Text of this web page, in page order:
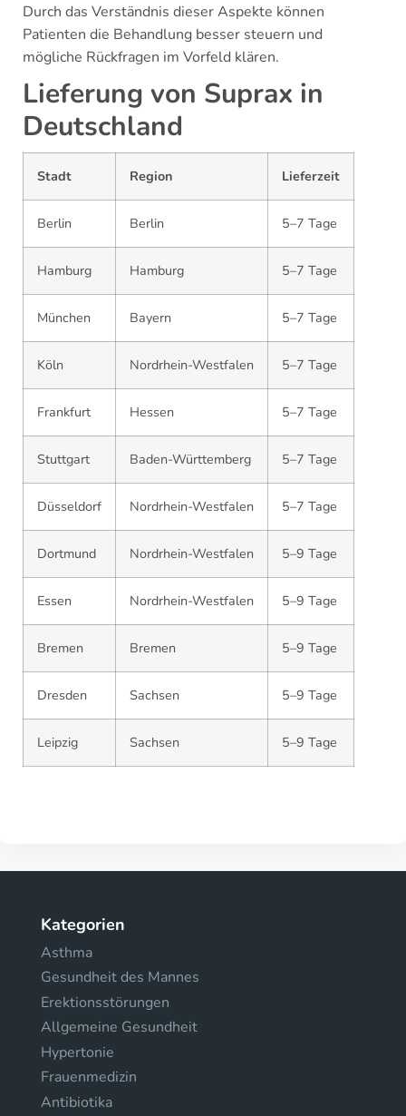
Durch das Verständnis dieser Aspekte können
Patienten die Behandlung besser steuern und
mögliche Rückfragen im Vorfeld klären.
Lieferung von Suprax in
Deutschland
Stadt Region Lieferzeit
Berlin Berlin 5–7 Tage
Hamburg Hamburg 5–7 Tage
München Bayern 5–7 Tage
Köln Nordrhein-Westfalen 5–7 Tage
Frankfurt Hessen 5–7 Tage
Stuttgart Baden-Württemberg 5–7 Tage
Düsseldorf Nordrhein-Westfalen 5–7 Tage
Dortmund Nordrhein-Westfalen 5–9 Tage
Essen Nordrhein-Westfalen 5–9 Tage
Bremen Bremen 5–9 Tage
Dresden Sachsen 5–9 Tage
Leipzig Sachsen 5–9 Tage
Kategorien
Asthma
Gesundheit des Mannes
Erektionsstörungen
Allgemeine Gesundheit
Hypertonie
Frauenmedizin
Antibiotika